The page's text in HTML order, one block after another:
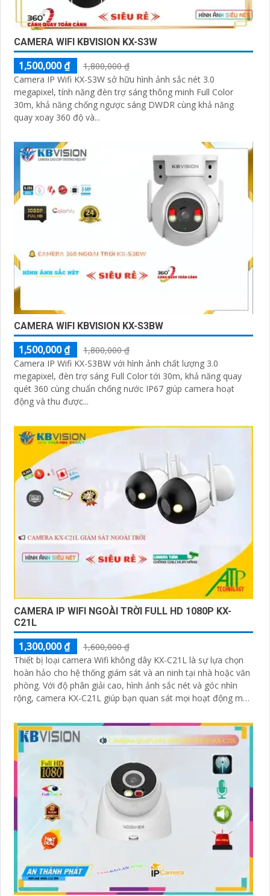
CAMERA WIFI KBVISION KX-S3W
1,500,000 ₫
1,800,000 ₫
Camera IP Wifi KX-S3W sở hữu hình ảnh sắc nét 3.0
megapixel, tính năng đèn trợ sáng thông minh Full Color
30m, khả năng chống ngược sáng DWDR cùng khả năng
quay xoay 360 độ và...
CAMERA WIFI KBVISION KX-S3BW
1,500,000 ₫
1,800,000 ₫
Camera IP Wifi KX-S3BW với hình ảnh chất lượng 3.0
megapixel, đèn trợ sáng Full Color tới 30m, khả năng quay
quét 360 cùng chuẩn chống nước IP67 giúp camera hoạt
động và thu được...
CAMERA IP WIFI NGOÀI TRỜI FULL HD 1080P KX-
C21L
1,300,000 ₫
1,600,000 ₫
Thiết bị loại camera Wifi không dây KX-C21L là sự lựa chọn
hoàn hảo cho hệ thống giám sát và an ninh tại nhà hoặc văn
phòng. Với độ phân giải cao, hình ảnh sắc nét và góc nhìn
rộng, camera KX-C21L giúp bạn quan sát mọi hoạt động một